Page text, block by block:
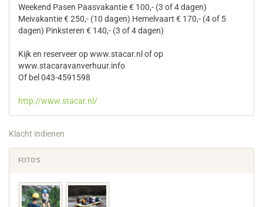
Weekend Pasen Paasvakantie € 100,- (3 of 4 dagen)
Meivakantie € 250,- (10 dagen) Hemelvaart € 170,- (4 of 5
dagen) Pinksteren € 140,- (3 of 4 dagen)
Kijk en reserveer op www.stacar.nl of op
www.stacaravanverhuur.info
Of bel 043-4591598
http://www.stacar.nl/
Klacht indienen
FOTO'S